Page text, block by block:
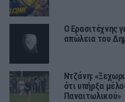
Ο Ερασιτέχνης
απώλεια του
Ντζάνη:
ότι υπήρξα
Παναιτωλικού»